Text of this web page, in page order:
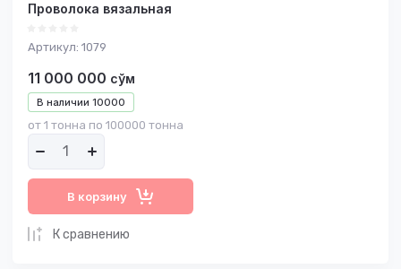
Проволока вязальная
Артикул: 1079
В наличии 10000
11 000 000 сўм
от 1 тонна по 100000 тонна
В корзину
К сравнению